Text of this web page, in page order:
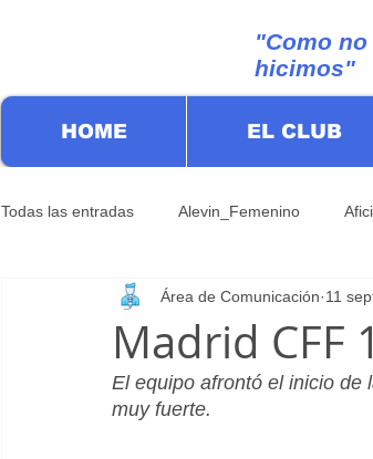
"Como
hicimos"
HOME EL CLUB
Todas las entradas Alevin_Femenino
Infantil_Femenino Patrocinadores
Cadete_Masculino Club
Madrid CFF
Área de Comunicación 11
El equipo afrontó el inicio de
muy fuerte.